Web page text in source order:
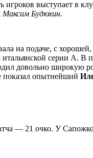
игроков выступает в
Максим Будюхин.
на подаче, с
серии А. В
довольно широкую
показал опытнейший
— 21 очко. У